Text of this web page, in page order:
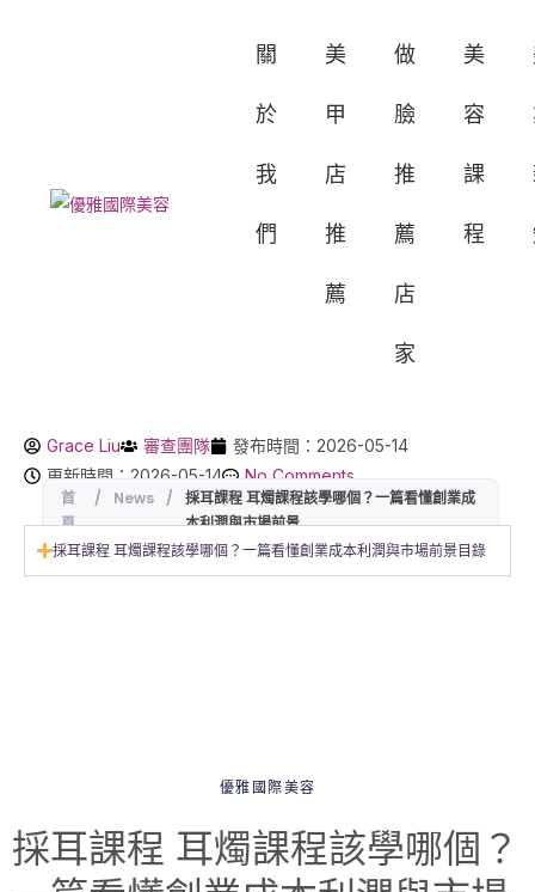
關
於
我
們
美
甲
店
推
薦
做
臉
推
薦
店
家
美
容
課
程
Grace Liu 審查團隊
發布時間：2026-05-14
更新時間：2026-05-14
No Comments
首
頁
/ News /
採耳課程 耳燭課程該學哪個？一篇看懂創業成
本利潤與市場前景
採耳課程 耳燭課程該學哪個？一篇看懂創業成本利潤與市場前景目錄
優雅國際美容
採耳課程 耳燭課程該學哪個？